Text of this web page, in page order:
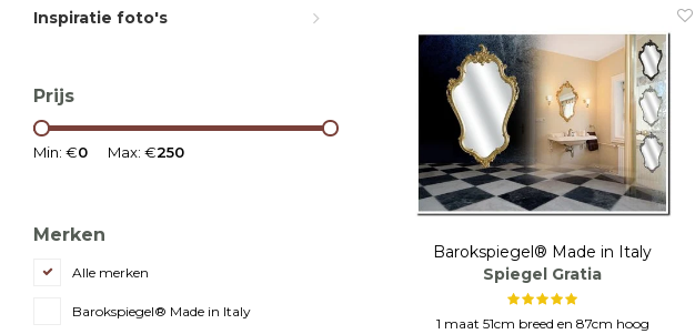
Inspiratie foto's
Prijs
Min: €0 Max: €250
Merken
Alle merken
Barokspiegel® Made in Italy
Barokspiegel® Made in Italy
Spiegel Gratia
1 maat 51cm breed en 87cm hoog